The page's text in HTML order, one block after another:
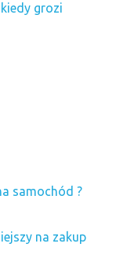
grozi
samochód ?
na zakup